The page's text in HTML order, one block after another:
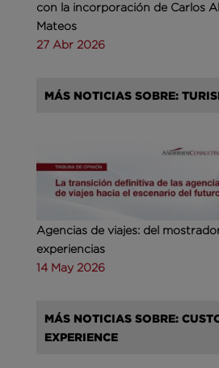
con la incorporación de Carlos
Mateos
27 Abr 2026
MÁS NOTICIAS SOBRE:
Agencias de viajes: del
experiencias
14 May 2026
MÁS NOTICIAS SOBRE:
EXPERIENCE